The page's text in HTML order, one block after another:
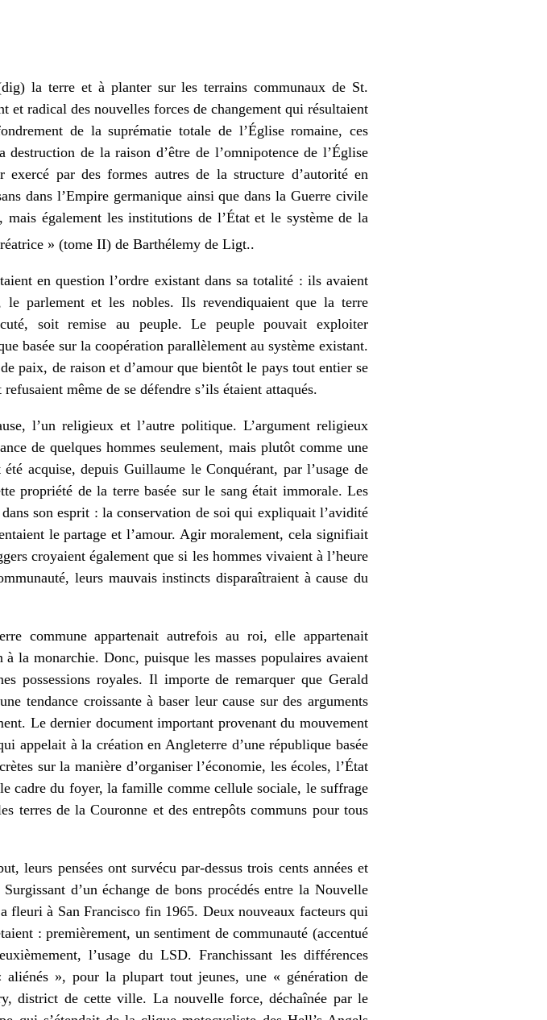
la terre et à planter sur les terrains communaux de St.
radical des nouvelles forces de changement qui résultaient
de la suprématie totale de l’Église romaine, ces
de la raison d’être de l’omnipotence de l’Église
par des formes autres de la structure d’autorité en
dans l’Empire germanique ainsi que dans la Guerre civile
également les institutions de l’État et le système de la
» (tome II) de Barthélemy de Ligt..
en question l’ordre existant dans sa totalité : ils avaient
parlement et les nobles. Ils revendiquaient que la terre
soit remise au peuple. Le peuple pouvait exploiter
basée sur la coopération parallèlement au système existant.
paix, de raison et d’amour que bientôt le pays tout entier se
même de se défendre s’ils étaient attaqués.
l’un religieux et l’autre politique. L’argument religieux
de quelques hommes seulement, mais plutôt comme une
acquise, depuis Guillaume le Conquérant, par l’usage de
propriété de la terre basée sur le sang était immorale. Les
son esprit : la conservation de soi qui expliquait l’avidité
le partage et l’amour. Agir moralement, cela signifiait
croyaient également que si les hommes vivaient à l’heure
leurs mauvais instincts disparaîtraient à cause du
commune appartenait autrefois au roi, elle appartenait
la monarchie. Donc, puisque les masses populaires avaient
possessions royales. Il importe de remarquer que Gerald
tendance croissante à baser leur cause sur des arguments
Le dernier document important provenant du mouvement
à la création en Angleterre d’une république basée
sur la manière d’organiser l’économie, les écoles, l’État
cadre du foyer, la famille comme cellule sociale, le suffrage
terres de la Couronne et des entrepôts communs pour tous
leurs pensées ont survécu par-dessus trois cents années et
d’un échange de bons procédés entre la Nouvelle
fleuri à San Francisco fin 1965. Deux nouveaux facteurs qui
: premièrement, un sentiment de communauté (accentué
l’usage du LSD. Franchissant les différences
aliénés », pour la plupart tout jeunes, une « génération de
district de cette ville. La nouvelle force, déchaînée par le